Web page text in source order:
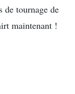
de tournage de
maintenant !